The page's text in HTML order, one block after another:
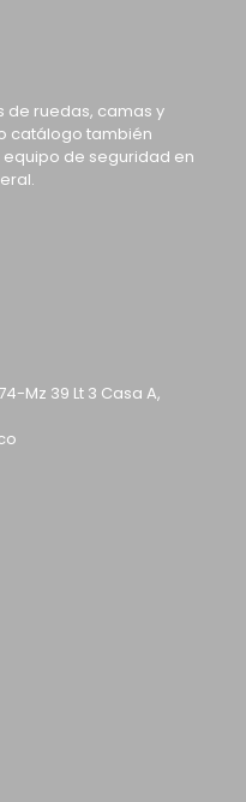
de ruedas, camas y
catálogo también
de seguridad en
Mz 39 Lt 3 Casa A,